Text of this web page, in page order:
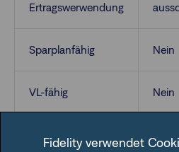
Ertragswerwendung
Sparplanfähig Nein
VL-fähig Nein
Fidelity verwendet